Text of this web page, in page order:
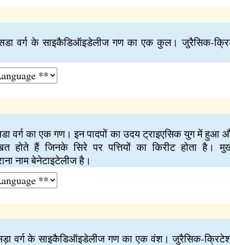
वर्ग के साइकैडिऑइडेलीज गण का एक कुल। जुरैसिक-
वर्ग का एक गण। इन पादपों का उदय ट्राइएसिक युग में
होते हैं जिनके सिरे पर पत्तियों का किरीट होता है।
नाम बेनेटाइटेलीज है।
वर्ग के साइकैडिऑइडेलीज गण का एक वंश। जुरैसिक-